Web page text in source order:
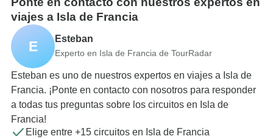
viajes a Isla de Francia
E Esteban
Experto en Isla de Francia de TourRadar
Esteban es uno de nuestros expertos en viajes a Isla de
Francia. ¡Ponte en contacto con nosotros para responder
a todas tus preguntas sobre los circuitos en Isla de
Francia!
Elige entre +15 circuitos en Isla de Francia